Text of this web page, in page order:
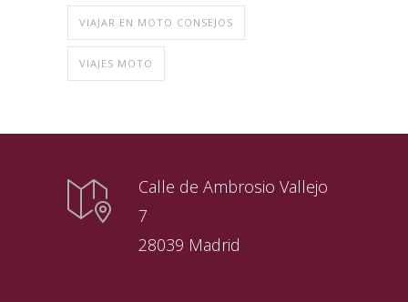
VIAJAR EN MOTO CONSEJOS
VIAJES MOTO
Calle de Ambrosio Vallejo
7
28039 Madrid